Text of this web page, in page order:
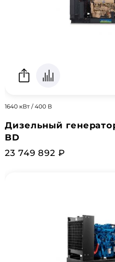
1640 кВт / 400 В
Дизельный
BD
23 749 892 ₽